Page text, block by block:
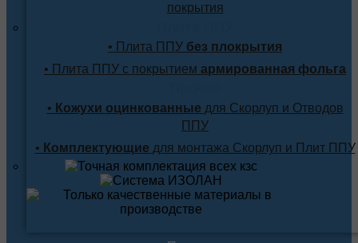
покрытия
• Плита ППУ без плокрытия
• Плита ППУ с покрытием армированная фольга
• Кожухи оцинкованные для Скорлуп и Отводов
ППУ
• Комплектующие для монтажа Скорлуп и Плит ППУ